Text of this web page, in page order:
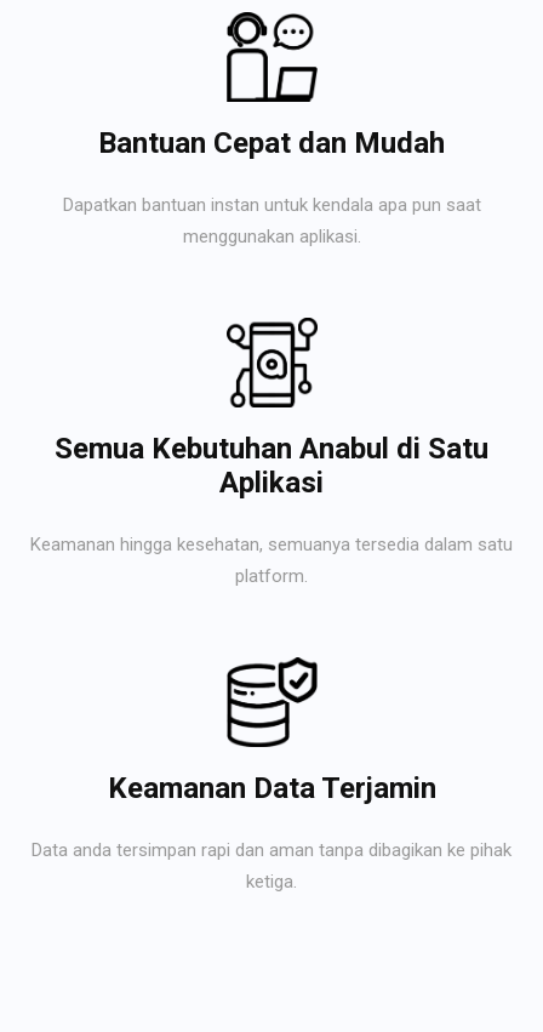
Bantuan Cepat dan Mudah
Dapatkan bantuan instan untuk kendala apa pun saat
menggunakan aplikasi.
Semua Kebutuhan Anabul di Satu
Aplikasi
Keamanan hingga kesehatan, semuanya tersedia dalam satu
platform.
Keamanan Data Terjamin
Data anda tersimpan rapi dan aman tanpa dibagikan ke pihak
ketiga.